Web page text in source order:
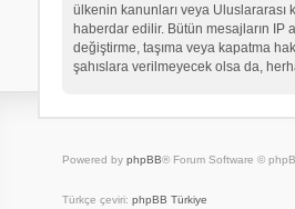
ülkenin kanunları veya Uluslararası
haberdar edilir. Bütün mesajların IP
değiştirme, taşıma veya kapatma
şahıslara verilmeyecek olsa da,
Powered by phpBB® Forum Software ©
Türkçe çeviri: phpBB Türkiye